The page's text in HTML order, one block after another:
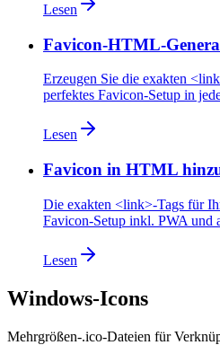
Lesen
Favicon-HTML-
Erzeugen Sie die exakten
perfektes Favicon-Setup in
Lesen
Favicon in HTML
Die exakten <link>-Tags für
Favicon-Setup inkl. PWA und
Lesen
Windows-Icons
Mehrgrößen-.ico-Dateien für